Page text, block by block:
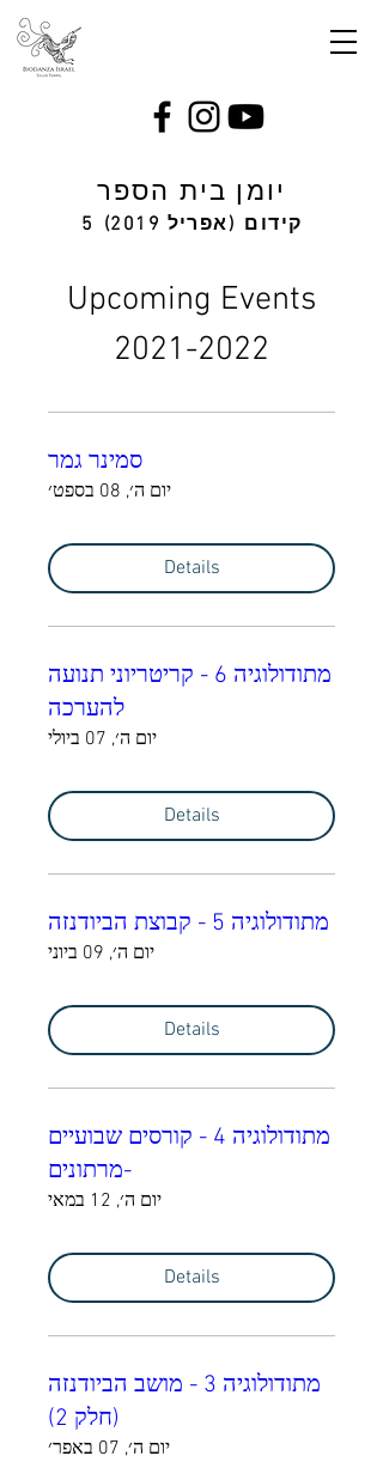
יומן בית הספר
5 קידום (אפריל 2019)
Upcoming Events
2021-2022
סמינר גמר
יום ה׳, 08 בספט׳
Details
מתודולוגיה 6 - קריטריוני תנועה
להערכה
יום ה׳, 07 ביולי
Details
מתודולוגיה 5 - קבוצת הביודנזה
יום ה׳, 09 ביוני
Details
מתודולוגיה 4 - קורסים שבועיים
-מרתונים
יום ה׳, 12 במאי
Details
מתודולוגיה 3 - מושב הביודנזה
(חלק 2)
יום ה׳, 07 באפר׳